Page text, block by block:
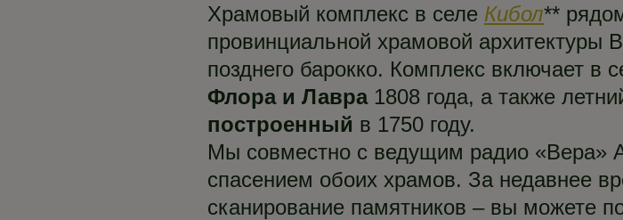
Храмовый комплекс в селе Кибол**
провинциальной храмовой архитектуры
позднего барокко. Комплекс включает в
Флора и Лавра1808 года, а также
построенный в 1750 году.
Мы совместно с ведущим радио «Вера»
спасением обоих храмов. За недавнее
сканирование памятников – вы можете